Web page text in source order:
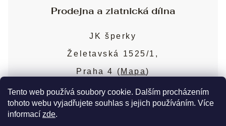
Tento web používá soubory cookie. Dalším procházením
tohoto webu vyjadřujete souhlas s jejich používáním. Více
informací zde.
Sjednání osobní schůzky
Obchodní podmínky
Puncovní značky
Blog
Nejčastější dotazy
Prodejna a zlatnická dílna
JK šperky
Želetavská 1525/1,
Praha 4 ( Mapa)
Více o prodejně